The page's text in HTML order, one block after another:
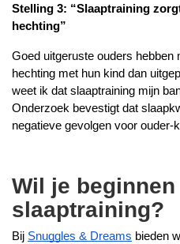
Stelling 3: “Slaaptraining
hechting”
Goed uitgeruste ouders hebben
hechting met hun kind dan
weet ik dat slaaptraining mijn
Onderzoek bevestigt dat
negatieve gevolgen voor ouder-
Wil je beginnen
slaaptraining?
Bij Snuggles & Dreams bieden